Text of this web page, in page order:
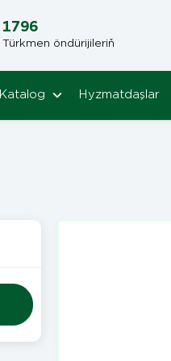
1796
Türkmen öndürijileriň
Katalog Hyzmatdaşlar